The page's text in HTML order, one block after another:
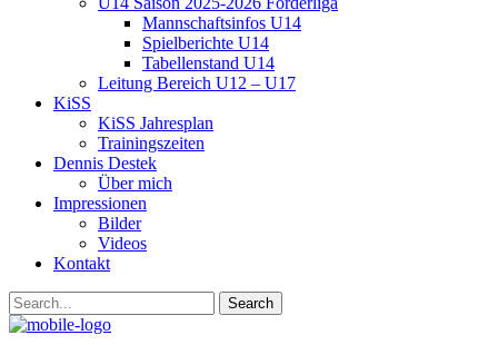
Mannschaftsinfos U14
Spielberichte U14
Tabellenstand U14
Leitung Bereich U12 – U17
KiSS
KiSS Jahresplan
Trainingszeiten
Dennis Destek
Über mich
Impressionen
Bilder
Videos
Kontakt